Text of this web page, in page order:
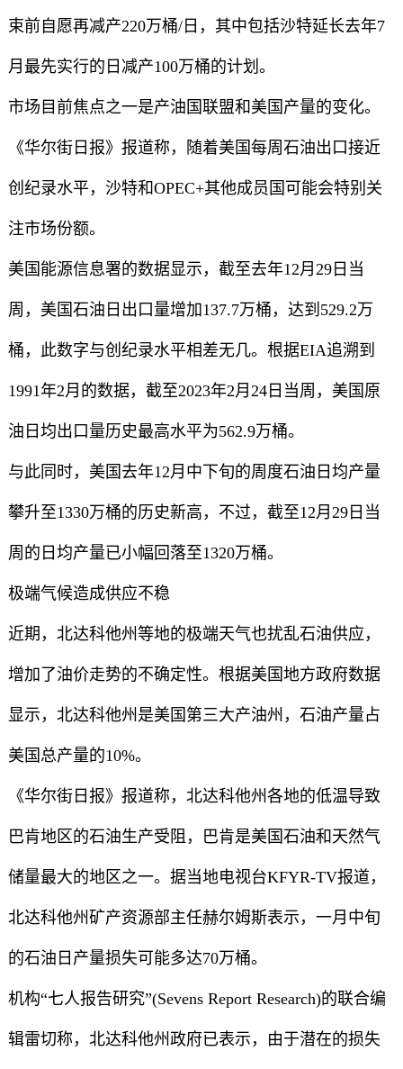
束前自愿再减产220万桶/日，其中包括沙特延长去年7
月最先实行的日减产100万桶的计划。
市场目前焦点之一是产油国联盟和美国产量的变化。
《华尔街日报》报道称，随着美国每周石油出口接近
创纪录水平，沙特和OPEC+其他成员国可能会特别关
注市场份额。
美国能源信息署的数据显示，截至去年12月29日当
周，美国石油日出口量增加137.7万桶，达到529.2万
桶，此数字与创纪录水平相差无几。根据EIA追溯到
1991年2月的数据，截至2023年2月24日当周，美国原
油日均出口量历史最高水平为562.9万桶。
与此同时，美国去年12月中下旬的周度石油日均产量
攀升至1330万桶的历史新高，不过，截至12月29日当
周的日均产量已小幅回落至1320万桶。
极端气候造成供应不稳
近期，北达科他州等地的极端天气也扰乱石油供应，
增加了油价走势的不确定性。根据美国地方政府数据
显示，北达科他州是美国第三大产油州，石油产量占
美国总产量的10%。
《华尔街日报》报道称，北达科他州各地的低温导致
巴肯地区的石油生产受阻，巴肯是美国石油和天然气
储量最大的地区之一。据当地电视台KFYR-TV报道，
北达科他州矿产资源部主任赫尔姆斯表示，一月中旬
的石油日产量损失可能多达70万桶。
机构“七人报告研究”(Sevens Report Research)的联合编
辑雷切称，北达科他州政府已表示，由于潜在的损失